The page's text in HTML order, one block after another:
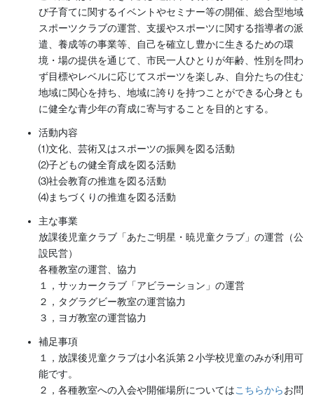
び子育てに関するイベントやセミナー等の開催、総合型地域
スポーツクラブの運営、支援やスポーツに関する指導者の派
遣、養成等の事業等、自己を確立し豊かに生きるための環
境・場の提供を通じて、市民一人ひとりが年齢、性別を問わ
ず目標やレベルに応じてスポーツを楽しみ、自分たちの住む
地域に関心を持ち、地域に誇りを持つことができる心身とも
に健全な青少年の育成に寄与することを目的とする。
活動内容
⑴文化、芸術又はスポーツの振興を図る活動
⑵子どもの健全育成を図る活動
⑶社会教育の推進を図る活動
⑷まちづくりの推進を図る活動
主な事業
放課後児童クラブ「あたご明星・暁児童クラブ」の運営（公
設民営）
各種教室の運営、協力
１，サッカークラブ「アビラーション」の運営
２，タグラグビー教室の運営協力
３，ヨガ教室の運営協力
補足事項
１，放課後児童クラブは小名浜第２小学校児童のみが利用可
能です。
２，各種教室への入会や開催場所についてはこちらからお問